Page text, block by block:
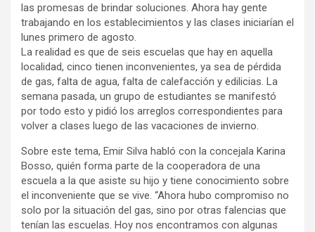
las promesas de brindar soluciones. Ahora hay gente
trabajando en los establecimientos y las clases iniciarían el
lunes primero de agosto.
La realidad es que de seis escuelas que hay en aquella
localidad, cinco tienen inconvenientes, ya sea de pérdida
de gas, falta de agua, falta de calefacción y edilicias. La
semana pasada, un grupo de estudiantes se manifestó
por todo esto y pidió los arreglos correspondientes para
volver a clases luego de las vacaciones de invierno.
Sobre este tema, Emir Silva habló con la concejala Karina
Bosso, quién forma parte de la cooperadora de una
escuela a la que asiste su hijo y tiene conocimiento sobre
el inconveniente que se vive. “Ahora hubo compromiso no
solo por la situación del gas, sino por otras falencias que
tenían las escuelas. Hoy nos encontramos con algunas